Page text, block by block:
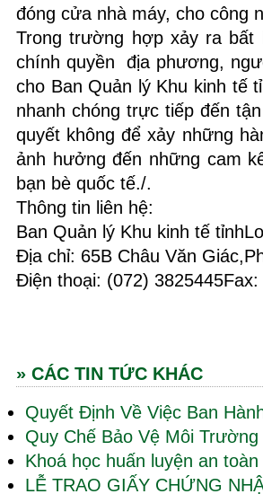
đóng cửa nhà máy, cho công
Trong trường hợp xảy ra
chính quyền địa phương,
cho Ban Quản lý Khu kinh tế
nhanh chóng trực tiếp đến
quyết không để xảy những
ảnh hưởng đến những cam
bạn bè quốc tế./.
Thông tin liên hệ:
Ban Quản lý Khu kinh tế
Địa chỉ: 65B Châu Văn
Điện thoại: (072)
» CÁC TIN TỨC KHÁC
Quyết Định Về Việc Ban
Quy Chế Bảo Vệ Môi
Khoá học huấn luyện an
LỄ TRAO GIẤY CHỨNG